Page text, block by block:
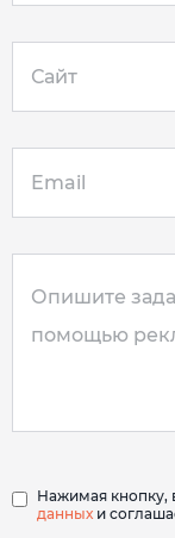
Нажимая кнопку,
данных и